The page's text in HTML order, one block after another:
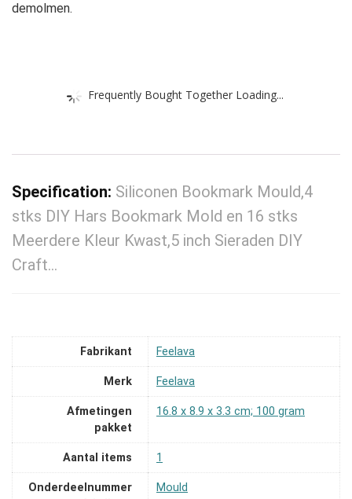
demolmen.
Frequently Bought Together Loading...
Specification: Siliconen Bookmark Mould,4
stks DIY Hars Bookmark Mold en 16 stks
Meerdere Kleur Kwast,5 inch Sieraden DIY
Craft…
Fabrikant ‎Feelava
Merk ‎Feelava
Afmetingen
pakket
‎16.8 x 8.9 x 3.3 cm; 100 gram
Aantal items ‎1
Onderdeelnummer
‎Mould